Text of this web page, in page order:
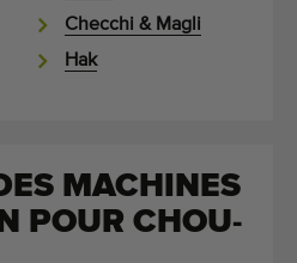
Checchi & Magli
Hak
MACHINES
POUR CHOU-